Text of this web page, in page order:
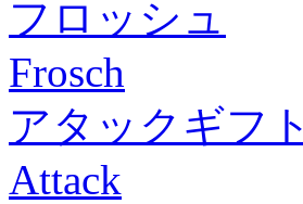
フロッシュ
Frosch
アタックギフト
Attack